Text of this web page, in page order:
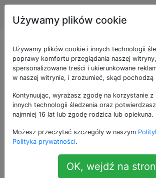
Apple Tagi
Nie można
się z serwerem
wydruku
-1
Niedawno
iP4850 za pomocą CUPS i
drukować na nim bez
Używamy plików cookie
Używamy plików cookie i innych technologii
poprawy komfortu przeglądania naszej
spersonalizowane treści i ukierunkowane
w naszej witrynie, i zrozumieć, skąd pochodzą
Kontynuując, wyrażasz zgodę na korzystanie
innych technologii śledzenia oraz
najmniej 16 lat lub zgodę rodzica lub opiekuna.
Możesz przeczytać szczegóły w naszym
Polityka prywatności.
OK, wejdź na